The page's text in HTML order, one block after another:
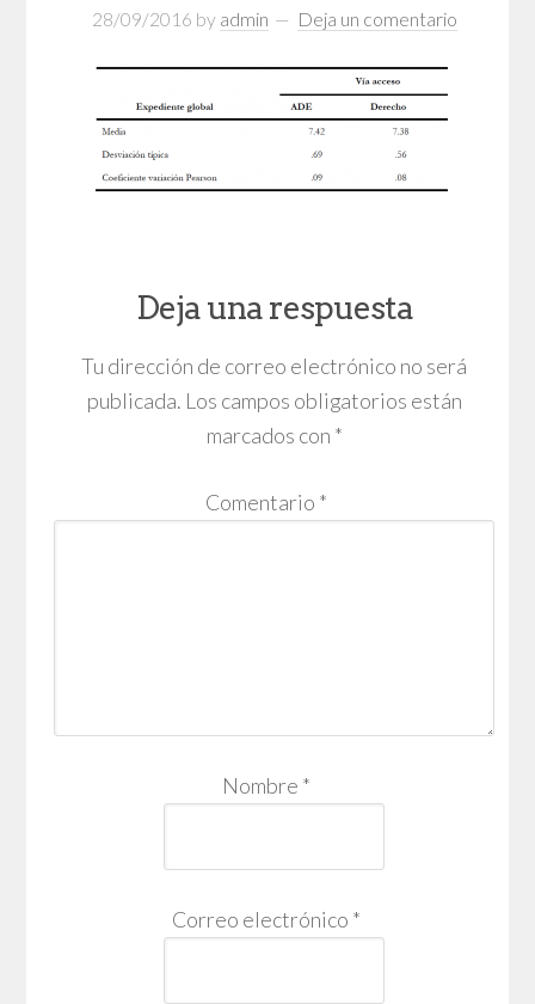
28/09/2016 by admin Deja un comentario
Deja una respuesta
Tu dirección de correo electrónico no será
publicada. Los campos obligatorios están
marcados con *
Comentario *
Nombre *
Correo electrónico *